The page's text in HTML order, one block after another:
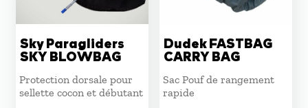
Sky Paragliders
SKY BLOWBAG
Protection dorsale pour
sellette cocon et débutant
Dudek FASTBAG
CARRY BAG
Sac Pouf de rangement
rapide